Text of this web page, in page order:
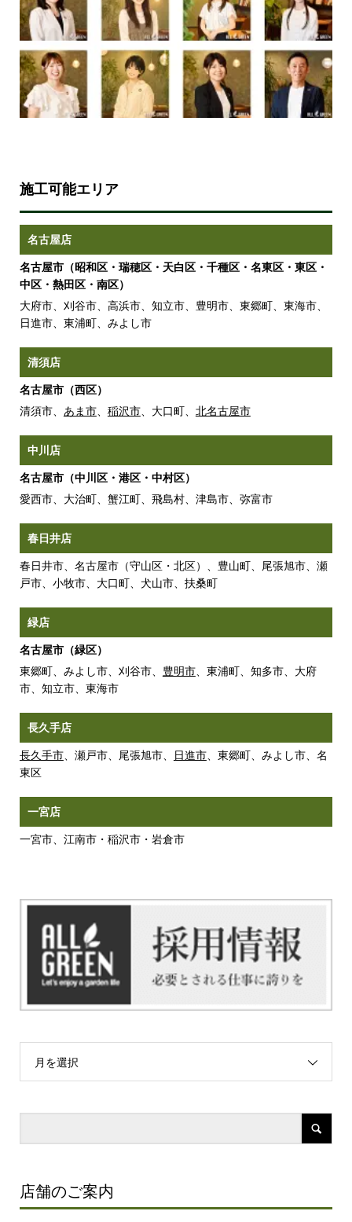
施工可能エリア
名古屋店
名古屋市（昭和区・瑞穂区・天白区・千種区・名東区・東区・
中区・熱田区・南区）
大府市、刈谷市、高浜市、知立市、豊明市、東郷町、東海市、
日進市、東浦町、みよし市
清須店
名古屋市（西区）
清須市、 あま市、 稲沢市、大口町、 北名古屋市
中川店
名古屋市（中川区・港区・中村区）
愛西市、大治町、蟹江町、飛島村、津島市、弥富市
春日井店
春日井市、名古屋市（守山区・北区）、豊山町、尾張旭市、瀬
戸市、小牧市、大口町、犬山市、扶桑町
緑店
名古屋市（緑区）
東郷町、みよし市、刈谷市、 豊明市、東浦町、知多市、大府
市、知立市、東海市
長久手店
長久手市、瀬戸市、尾張旭市、 日進市、東郷町、みよし市、名
東区
一宮店
一宮市、江南市・稲沢市・岩倉市
月を選択
店舗のご案内